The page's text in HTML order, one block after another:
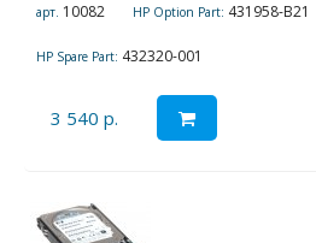
арт. 10082 HP Option Part: 431958-B21
HP Spare Part: 432320-001
3 540 р.